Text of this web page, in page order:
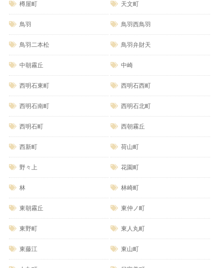
樽屋町 天文町
鳥羽 鳥羽西鳥羽
鳥羽二本松 鳥羽弁財天
中朝霧丘 中崎
西明石東町 西明石西町
西明石南町 西明石北町
西明石町 西朝霧丘
西新町 荷山町
野々上 花園町
林 林崎町
東朝霧丘 東仲ノ町
東野町 東人丸町
東藤江 東山町